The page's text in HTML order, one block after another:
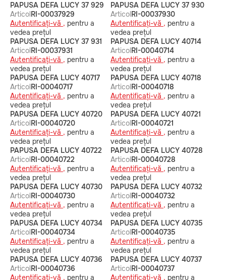
PAPUSA DEFA LUCY 37 929
ArticolRI-00037929
Autentificați-vă , pentru a
vedea prețul
PAPUSA DEFA LUCY 37 930
ArticolRI-00037930
Autentificați-vă , pentru a
vedea prețul
PAPUSA DEFA LUCY 37 931
ArticolRI-00037931
Autentificați-vă , pentru a
vedea prețul
PAPUSA DEFA LUCY 40714
ArticolRI-00040714
Autentificați-vă , pentru a
vedea prețul
PAPUSA DEFA LUCY 40717
ArticolRI-00040717
Autentificați-vă , pentru a
vedea prețul
PAPUSA DEFA LUCY 40718
ArticolRI-00040718
Autentificați-vă , pentru a
vedea prețul
PAPUSA DEFA LUCY 40720
ArticolRI-00040720
Autentificați-vă , pentru a
vedea prețul
PAPUSA DEFA LUCY 40721
ArticolRI-00040721
Autentificați-vă , pentru a
vedea prețul
PAPUSA DEFA LUCY 40722
ArticolRI-00040722
Autentificați-vă , pentru a
vedea prețul
PAPUSA DEFA LUCY 40728
ArticolRI-00040728
Autentificați-vă , pentru a
vedea prețul
PAPUSA DEFA LUCY 40730
ArticolRI-00040730
Autentificați-vă , pentru a
vedea prețul
PAPUSA DEFA LUCY 40732
ArticolRI-00040732
Autentificați-vă , pentru a
vedea prețul
PAPUSA DEFA LUCY 40734
ArticolRI-00040734
Autentificați-vă , pentru a
vedea prețul
PAPUSA DEFA LUCY 40735
ArticolRI-00040735
Autentificați-vă , pentru a
vedea prețul
PAPUSA DEFA LUCY 40736
ArticolRI-00040736
Autentificați-vă , pentru a
PAPUSA DEFA LUCY 40737
ArticolRI-00040737
Autentificați-vă , pentru a